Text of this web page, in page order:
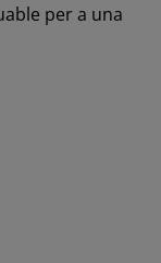
per a una